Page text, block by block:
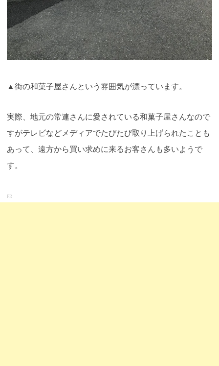
▲街の和菓子屋さんという雰囲気が漂っています。
実際、地元の常連さんに愛されている和菓子屋さんなので
すがテレビなどメディアでたびたび取り上げられたことも
あって、遠方から買い求めに来るお客さんも多いようで
す。
PR